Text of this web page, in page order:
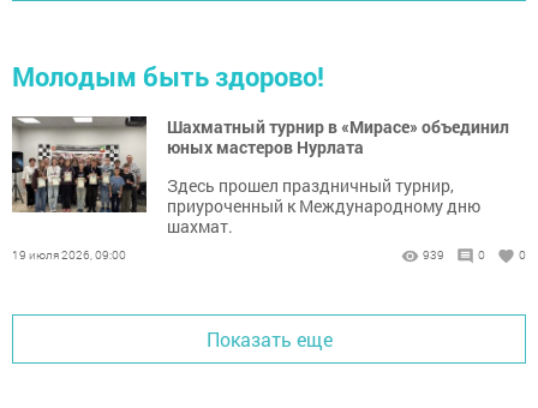
Молодым быть здорово!
Шахматный турнир в «Мирасе» объединил
юных мастеров Нурлата
Здесь прошел праздничный турнир,
приуроченный к Международному дню
шахмат.
19 июля 2026, 09:00 939 0 0
Показать еще